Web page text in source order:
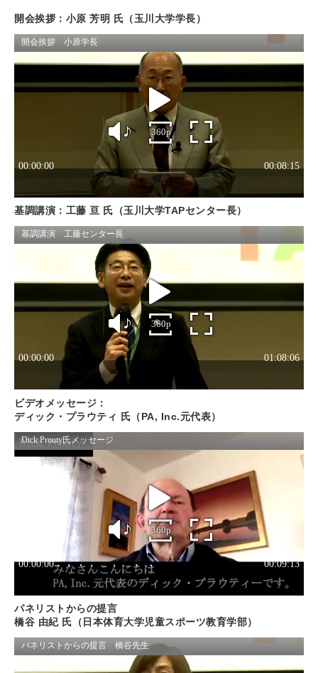
開会挨拶：小原 芳明 氏（玉川大学学長）
基調講演：工藤 亘 氏（玉川大学TAPセンター長）
ビデオメッセージ：
ディック・プラウティ 氏（PA, Inc.元代表）
パネリストからの提言
橋谷 由紀 氏（日本体育大学児童スポーツ教育学部）